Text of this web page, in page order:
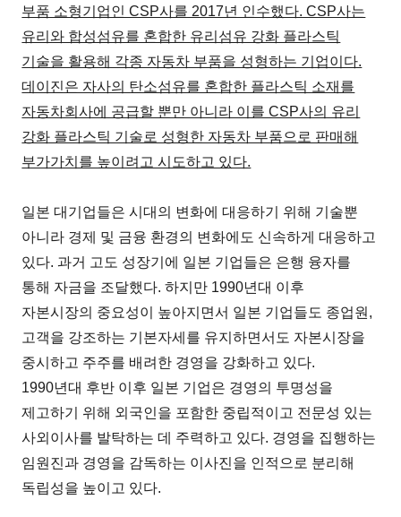
부품 소형기업인 CSP사를 2017년 인수했다. CSP사는
유리와 합성섬유를 혼합한 유리섬유 강화 플라스틱
기술을 활용해 각종 자동차 부품을 성형하는 기업이다.
데이진은 자사의 탄소섬유를 혼합한 플라스틱 소재를
자동차회사에 공급할 뿐만 아니라 이를 CSP사의 유리
강화 플라스틱 기술로 성형한 자동차 부품으로 판매해
부가가치를 높이려고 시도하고 있다.
일본 대기업들은 시대의 변화에 대응하기 위해 기술뿐
아니라 경제 및 금융 환경의 변화에도 신속하게 대응하고
있다. 과거 고도 성장기에 일본 기업들은 은행 융자를
통해 자금을 조달했다. 하지만 1990년대 이후
자본시장의 중요성이 높아지면서 일본 기업들도 종업원,
고객을 강조하는 기본자세를 유지하면서도 자본시장을
중시하고 주주를 배려한 경영을 강화하고 있다.
1990년대 후반 이후 일본 기업은 경영의 투명성을
제고하기 위해 외국인을 포함한 중립적이고 전문성 있는
사외이사를 발탁하는 데 주력하고 있다. 경영을 집행하는
임원진과 경영을 감독하는 이사진을 인적으로 분리해
독립성을 높이고 있다.